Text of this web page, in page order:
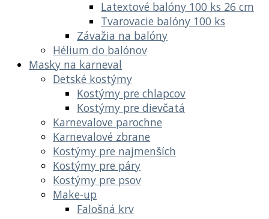
Latextové balóny 100 ks 26 cm
Tvarovacie balóny 100 ks
Závažia na balóny
Hélium do balónov
Masky na karneval
Detské kostýmy
Kostýmy pre chlapcov
Kostýmy pre dievčatá
Karnevalove parochne
Karnevalové zbrane
Kostýmy pre najmenších
Kostýmy pre páry
Kostýmy pre psov
Make-up
Falošná krv